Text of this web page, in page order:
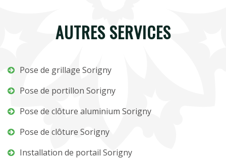
AUTRES SERVICES
Pose de grillage Sorigny
Pose de portillon Sorigny
Pose de clôture aluminium Sorigny
Pose de clôture Sorigny
Installation de portail Sorigny